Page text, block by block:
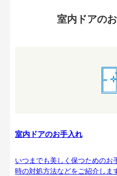
室内ドアの
室内ドアのお手入れ
いつまでも美しく保つためのお
時の対処方法などをご紹介しま